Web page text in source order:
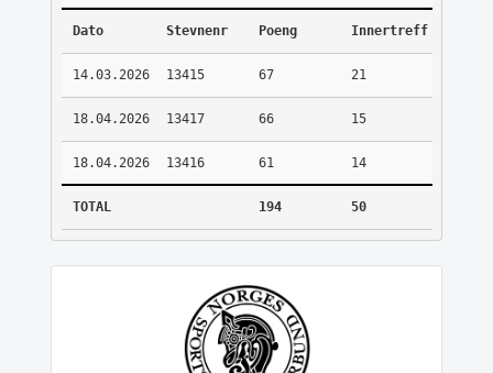
Dato Stevnenr Poeng Innertreff
14.03.2026 13415 67 21
18.04.2026 13417 66 15
18.04.2026 13416 61 14
TOTAL 194 50